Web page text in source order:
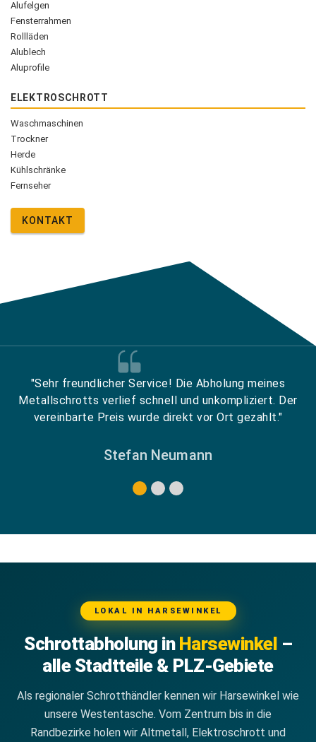
Alufelgen
Fensterrahmen
Rollläden
Alublech
Aluprofile
ELEKTROSCHROTT
Waschmaschinen
Trockner
Herde
Kühlschränke
Fernseher
KONTAKT
"Sehr freundlicher Service! Die Abholung meines
Metallschrotts verlief schnell und unkompliziert. Der
vereinbarte Preis wurde direkt vor Ort gezahlt."
Stefan Neumann
LOKAL IN HARSEWINKEL
Schrottabholung in Harsewinkel –
alle Stadtteile & PLZ-Gebiete
Als regionaler Schrotthändler kennen wir Harsewinkel wie
unsere Westentasche. Vom Zentrum bis in die
Randbezirke holen wir Altmetall, Elektroschrott und